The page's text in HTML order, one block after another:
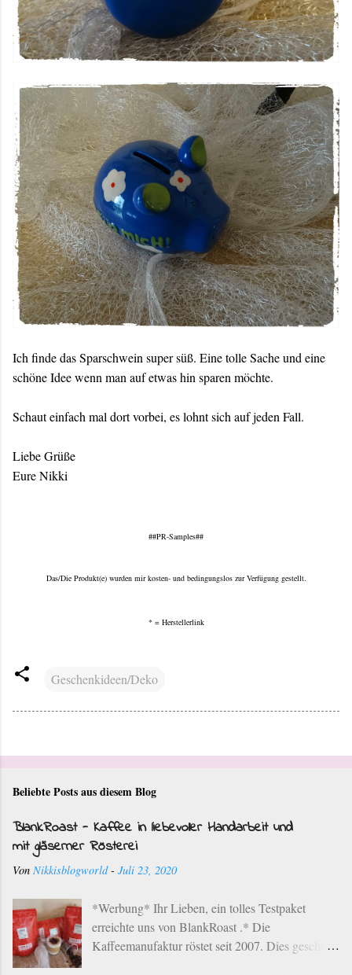
Ich finde das Sparschwein super süß. Eine tolle Sache und eine
schöne Idee wenn man auf etwas hin sparen möchte.
Schaut einfach mal dort vorbei, es lohnt sich auf jeden Fall.
Liebe Grüße
Eure Nikki
##PR-Samples##
Das/Die Produkt(e) wurden mir kosten- und bedingungslos zur Verfügung gestellt.
* = Herstellerlink
Geschenkideen/Deko
Beliebte Posts aus diesem Blog
BlankRoast - Kaffee in liebevoller Handarbeit und
mit gläserner Rösterei
Von Nikkisblogworld - Juli 23, 2020
*Werbung* Ihr Lieben, ein tolles Testpaket
erreichte uns von BlankRoast .* Die
Kaffeemanufaktur röstet seit 2007. Dies geschieht